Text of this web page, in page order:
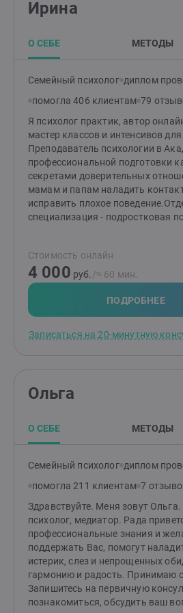
Ирина
О СЕБЕ МЕТОДЫ
Семейный психолог диплом
помогла 406 клиентам 79
Я психолог практик, автор
мастер классов и интенсивов
Преподаватель психологии в
профессиональной подготовки
секретами доверительных
мамам и папам наладить
исправить плохое
специализация - подростковая
для
чтобы:Договориться с любым
кризиса. Избавиться от детских
лени, хамства и агрессии.Выйти
можете обратиться, если
тревожность, невроз,
Стоимость онлайн
4 000 руб. /≈ 60 мин.
ПОДРОБНЕЕ
Записаться на 20-минутную
Ольга
О СЕБЕ МЕТОДЫ
Семейный психолог диплом
помогла 211 клиентам 7
Здравствуйте. Меня зовут
психолог, медиатор. Рада
профессиональные знания и
поддержать Вас, помогут
истерик, слез и непрощенных
гармонию и радость. Принимаю
Запишитесь на первичную
познакомиться, обсудить ваш